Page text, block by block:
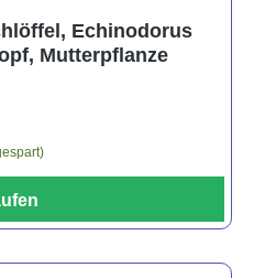
Echinodorus
Mutterpflanze